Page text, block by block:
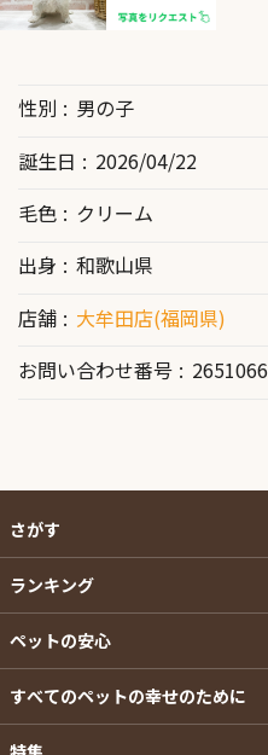
性別
男の子
誕生日
2026/04/22
毛色
クリーム
出身
和歌山県
店舗
大牟田店(福岡県)
お問い合わせ番号
2651066
さがす
ランキング
ペットの安心
すべてのペットの幸せのために